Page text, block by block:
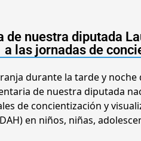
de nuestra diputada
a las jornadas de
durante la tarde y
de nuestra diputada
de concientización y
en niños, niñas,